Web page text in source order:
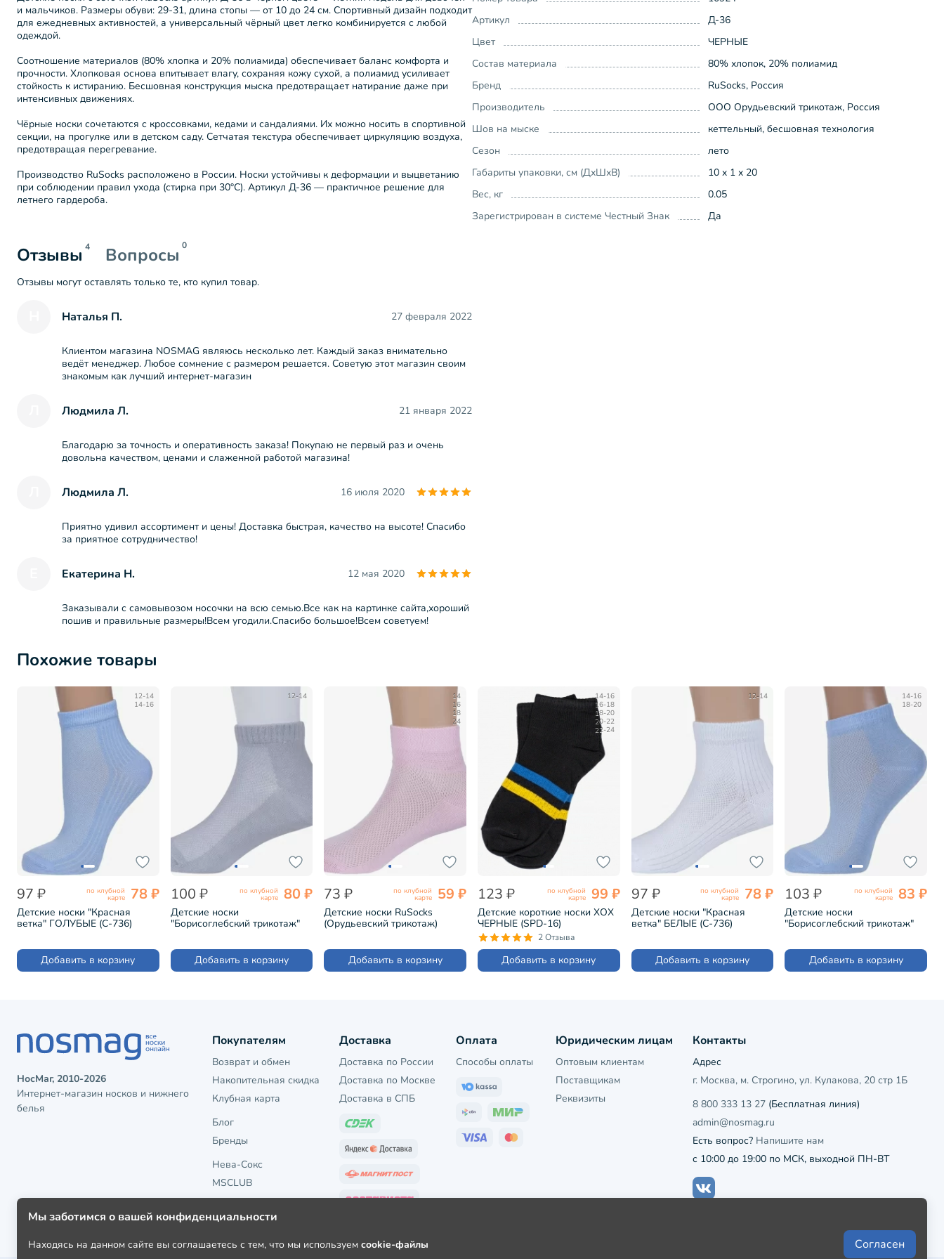
и мальчиков. Размеры обуви: 29-31, длина стопы — от 10 до 24 см. Спортивный дизайн подходит
для ежедневных активностей, а универсальный чёрный цвет легко комбинируется с любой
одеждой.
Соотношение материалов (80% хлопка и 20% полиамида) обеспечивает баланс комфорта и
прочности. Хлопковая основа впитывает влагу, сохраняя кожу сухой, а полиамид усиливает
стойкость к истиранию. Бесшовная конструкция мыска предотвращает натирание даже при
интенсивных движениях.
Чёрные носки сочетаются с кроссовками, кедами и сандалиями. Их можно носить в спортивной
секции, на прогулке или в детском саду. Сетчатая текстура обеспечивает циркуляцию воздуха,
предотвращая перегревание.
Производство RuSocks расположено в России. Носки устойчивы к деформации и выцветанию
при соблюдении правил ухода (стирка при 30°C). Артикул Д-36 — практичное решение для
летнего гардероба.
Артикул
Д-36
Цвет
ЧЕРНЫЕ
Состав материала
80% хлопок, 20% полиамид
Бренд
RuSocks, Россия
Производитель
ООО Орудьевский трикотаж, Россия
Шов на мыске
кеттельный, бесшовная технология
Сезон
лето
Габариты упаковки, см (ДхШхВ)
10 x 1 x 20
Вес, кг
0.05
Зарегистрирован в системе Честный Знак
Да
Отзывы 4 Вопросы 0
Отзывы могут оставлять только те, кто купил товар.
Наталья П. 27 февраля 2022
Клиентом магазина NOSMAG являюсь несколько лет. Каждый заказ внимательно
ведёт менеджер. Любое сомнение с размером решается. Советую этот магазин своим
знакомым как лучший интернет-магазин
Людмила Л. 21 января 2022
Благодарю за точность и оперативность заказа! Покупаю не первый раз и очень
довольна качеством, ценами и слаженной работой магазина!
Людмила Л. 16 июля 2020
Приятно удивил ассортимент и цены! Доставка быстрая, качество на высоте! Спасибо
за приятное сотрудничество!
Екатерина Н. 12 мая 2020
Заказывали с самовывозом носочки на всю семью.Все как на картинке сайта,хороший
пошив и правильные размеры!Всем угодили.Спасибо большое!Всем советуем!
Похожие товары
12-14
14-16
97 ₽ по клубной
карте 78 ₽
Детские носки "Красная
ветка" ГОЛУБЫЕ (С-736)
Добавить в корзину
12-14
100 ₽ по клубной
карте 80 ₽
Детские носки
"Борисоглебский трикотаж"
Добавить в корзину
14
16
18
24
73 ₽ по клубной
карте 59 ₽
Детские носки RuSocks
(Орудьевский трикотаж)
13619Д)
Добавить в корзину
14-16
16-18
18-20
20-22
22-24
123 ₽ по клубной
карте 99 ₽
Детские короткие носки ХОХ
ЧЕРНЫЕ (SPD-16)
2 Отзыва
Добавить в корзину
12-14
97 ₽ по клубной
карте 78 ₽
Детские носки "Красная
ветка" БЕЛЫЕ (С-736)
Добавить в корзину
14-16
18-20
103 ₽ по клубной
карте 83 ₽
Детские носки
"Борисоглебский трикотаж"
Добавить в корзину
НосМаг, 2010-2026
Интернет-магазин носков и нижнего
белья
Покупателям
Возврат и обмен
Накопительная скидка
Клубная карта
Блог
Бренды
Нева-Сокс
MSCLUB
Доставка
Доставка по России
Доставка по Москве
Доставка в СПБ
Оплата
Способы оплаты
Юридическим лицам
Оптовым клиентам
Поставщикам
Реквизиты
Контакты
Адрес
г. Москва, м. Строгино, ул. Кулакова, 20 стр 1Б
8 800 333 13 27(Бесплатная линия)
admin@nosmag.ru
Есть вопрос? Напишите нам
с 10:00 до 19:00 по МСК, выходной ПН-ВТ
Мы заботимся о вашей конфиденциальности
Находясь на данном сайте вы соглашаетесь с тем, что мы используем cookie-файлы Согласен